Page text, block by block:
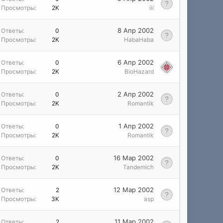
Просмотры
2K iii
Ответы
0
Просмотры
2K
8 Апр 2002
HabaHaba
Ответы
0
Просмотры
2K
6 Апр 2002
BioHazard
Ответы
0
Просмотры
2K
2 Апр 2002
Romantik
Ответы
0
Просмотры
2K
1 Апр 2002
Romantik
Ответы
0
Просмотры
2K
16 Мар 2002
Tandemich
Ответы
2
Просмотры
3K
12 Мар 2002
asp
Ответы 2